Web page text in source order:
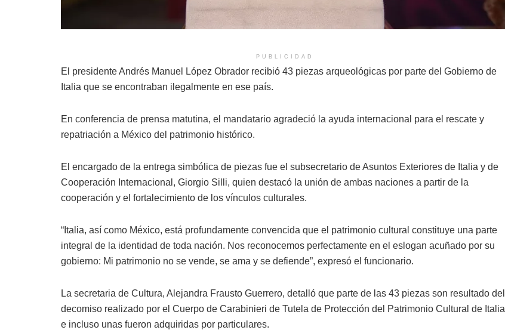
PUBLICIDAD
El presidente Andrés Manuel López Obrador recibió 43 piezas arqueológicas por parte del Gobierno de
Italia que se encontraban ilegalmente en ese país.
En conferencia de prensa matutina, el mandatario agradeció la ayuda internacional para el rescate y
repatriación a México del patrimonio histórico.
El encargado de la entrega simbólica de piezas fue el subsecretario de Asuntos Exteriores de Italia y de
Cooperación Internacional, Giorgio Silli, quien destacó la unión de ambas naciones a partir de la
cooperación y el fortalecimiento de los vínculos culturales.
“Italia, así como México, está profundamente convencida que el patrimonio cultural constituye una parte
integral de la identidad de toda nación. Nos reconocemos perfectamente en el eslogan acuñado por su
gobierno: Mi patrimonio no se vende, se ama y se defiende”, expresó el funcionario.
La secretaria de Cultura, Alejandra Frausto Guerrero, detalló que parte de las 43 piezas son resultado del
decomiso realizado por el Cuerpo de Carabinieri de Tutela de Protección del Patrimonio Cultural de Italia
e incluso unas fueron adquiridas por particulares.